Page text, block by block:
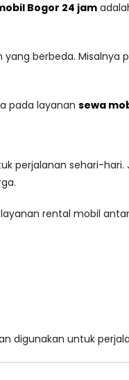
Bogor 24 jam
berbeda.
pada layanan sewa
perjalanan sehari-
rental mobil
digunakan untuk